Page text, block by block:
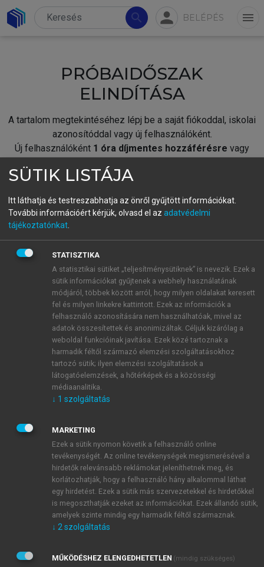
search person BELÉPÉS menu
PRÓBAIDŐSZAK
ELINDÍTÁSA
A tartalom megtekintéséhez lépj be a saját fiókoddal, iskolai
azonosítóddal vagy új felhasználóként.
Új felhasználóként 1 óra díjmentes hozzáférésre vagy
fiókoddal,vagy hozz létre új fiókot.
A regisztráció után apróbaidőszakautomatikusan
BELÉPÉS SAJÁT FIÓKKAL
ÚJ FIÓK LÉTREHOZÁSA
1 óra díjmentes hozzáférés
E-MAIL-CÍM
JELSZÓ
JELSZÓ ÚJRA
Kérek értesítést a MeRSZ újdonságairól, akcióiról.
Kérek értesítést az Akadémiai Kiadó Zrt. újdonságairól,
Adatkezelési tájékoztatóbanfoglaltakat tudomásul
SÜTIK LISTÁJA
Itt láthatja és testreszabhatja az önről gyűjtött információkat.
További információért kérjük, olvasd el az adatvédelmi
tájékoztatónkat
STATISZTIKA
A statisztikai sütiket „teljesítménysütiknek” is nevezik. Ezek a
sütik információkat gyűjtenek a webhely használatának
módjáról, többek között arról, hogy milyen oldalakat keresett
fel és milyen linkekre kattintott. Ezek az információk a
felhasználó azonosítására nem használhatóak, mivel az
adatok összesítettek és anonimizáltak. Céljuk kizárólag a
weboldal funkcióinak javítása. Ezek közé tartoznak a
harmadik féltől származó elemzési szolgáltatásokhoz
tartozó sütik; ilyen elemzési szolgáltatások a
látogatóelemzések, a hőtérképek és a közösségi
médiaanalitika.
↓ 1 szolgáltatás
MARKETING
Ezek a sütik nyomon követik a felhasználó online
tevékenységét. Az online tevékenységek megismerésével a
hirdetők relevánsabb reklámokat jeleníthetnek meg, és
korlátozhatják, hogy a felhasználó hány alkalommal láthat
egy hirdetést. Ezek a sütik más szervezetekkel és hirdetőkkel
is megoszthatják ezeket az információkat. Ezek állandó sütik,
amelyek szinte mindig egy harmadik féltől származnak.
↓ 2 szolgáltatás
MŰKÖDÉSHEZ ELENGEDHETETLEN (mindig szükséges)